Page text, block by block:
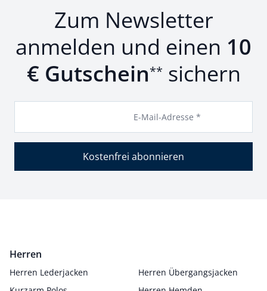
Zum Newsletter
anmelden und einen 10
€ Gutschein** sichern
E-Mail-Adresse *
Kostenfrei abonnieren
Herren
Herren Lederjacken
Herren Übergangsjacken